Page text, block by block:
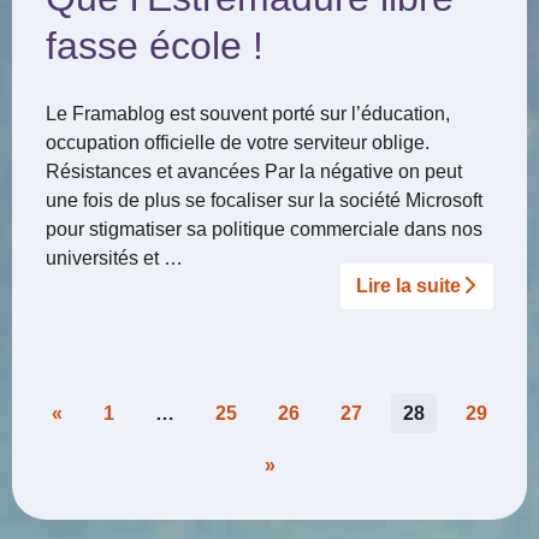
fasse école !
Le Framablog est souvent porté sur l’éducation,
occupation officielle de votre serviteur oblige.
Résistances et avancées Par la négative on peut
une fois de plus se focaliser sur la société Microsoft
pour stigmatiser sa politique commerciale dans nos
universités et …
Lire la suite­­
Pagination
publications
« 1 … 25 26 27 28 29
»